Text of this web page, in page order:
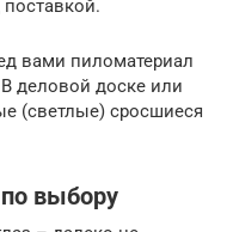
поставкой.
вами пиломатериал
деловой доске или
(светлые) сросшиеся
выбору